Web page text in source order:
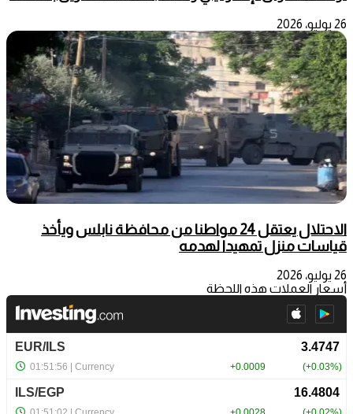
26 يوليو، 2026
الاحتلال يعتقل 24 مواطنا من محافظة نابلس ويأخذ
قياسات منزل تمهيدا لهدمه
26 يوليو، 2026
أسعار العملات هذه اللحظة